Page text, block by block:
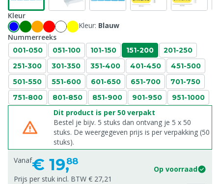
Kleur
Kleur: Blauw
Nummerreeks
001-050 051-100 101-150 151-200
201-250
251-300
301-350 351-400 401-450
451-500
501-550
551-600 601-650 651-700
701-750
751-800
801-850 851-900 901-950 951-1000
Dit product is per 50 verpakt
Bestel je bijv. 5 stuks dan ontvang je 5 x 50
stuks. De weergegeven prijs is per verpakking (50
stuks).
Vanaf€ 19,88
Op voorraad
Prijs per stuk incl. BTW € 27,21